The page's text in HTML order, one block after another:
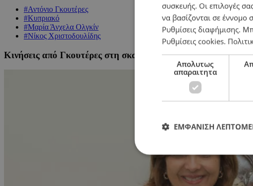
#Αντόνιο Γκουτέρες
#Κυπριακό
#Μαρία Άνχελα Ολγκίν
#Νίκος Χριστοδουλίδης
Κινήσεις από Γκουτέρες στη σκακιέρα του Κυπριακού
συσκευής. Οι επιλογές
να βασίζονται σε έννομο
Ρυθμίσεις διαφήμισης.
Ρυθμίσεις cookies.
Απολυτως
απαραιτητα
ΕΜΦΑΝΙΣΗ